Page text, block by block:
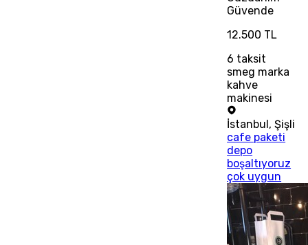
Güvende
12.500 TL
6 taksit
smeg marka
kahve
makinesi
İstanbul ,Şişli
cafe paketi
depo
boşaltıyoruz
çok uygun